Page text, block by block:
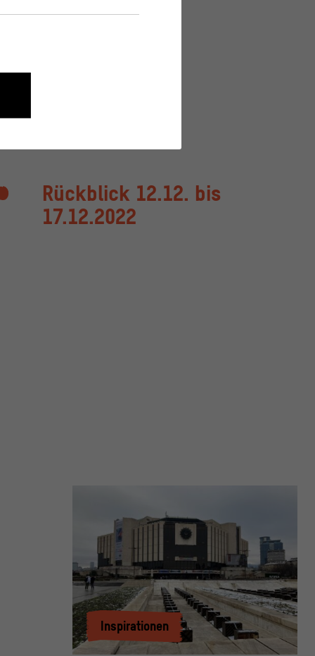
Rückblick 12.12. bis
17.12.2022
Inspirationen
wie die Navigation und